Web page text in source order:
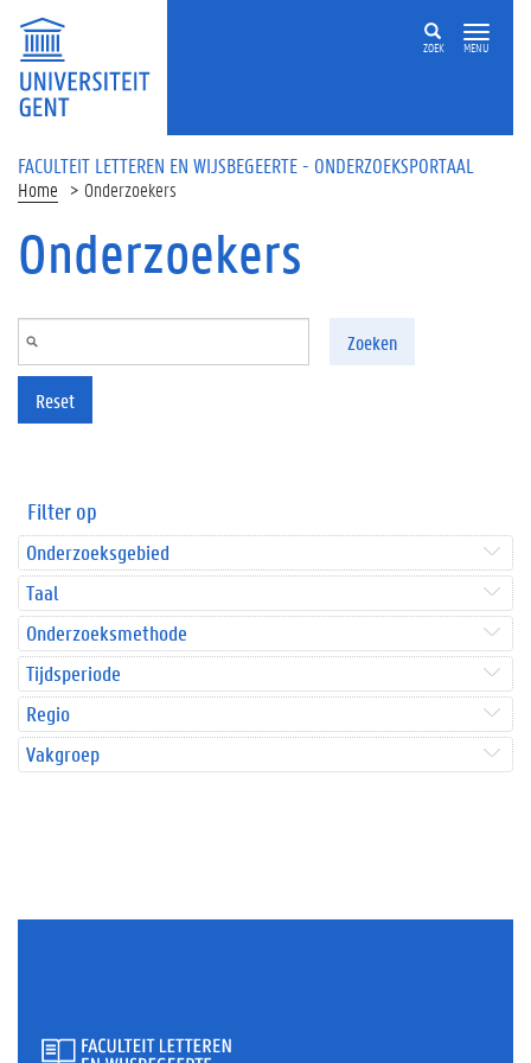
Overslaan en naar de inhoud gaan
ZOEK MENU
FACULTEIT LETTEREN EN WIJSBEGEERTE - ONDERZOEKSPORTAAL
Home Onderzoekers
Onderzoekers
Zoeken
Reset
Filter op
Onderzoeksgebied
Taal
Onderzoeksmethode
Tijdsperiode
Regio
Vakgroep